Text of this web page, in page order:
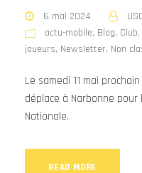
6 mai 2024
actu-mobile, Blog, Club,
joueurs, Newsletter, Non
Le samedi 11 mai
déplace à Narbonne pour
Nationale.
READ MORE